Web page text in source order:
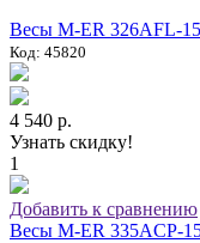
Весы M-ER 326AFL-
Код: 45820
4 540 р.
Узнать скидку!
1
Добавить к сравнению
Весы M-ER 335ACP-